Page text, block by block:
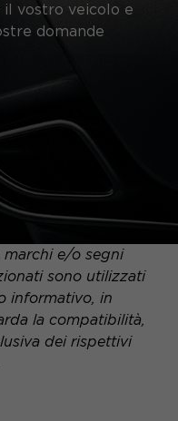
vostro veicolo e
domande
marchi e/o segni
sono utilizzati
informativo, in
la compatibilità,
dei rispettivi